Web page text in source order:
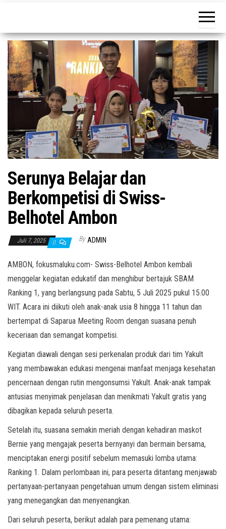
Serunya Belajar dan
Berkompetisi di Swiss-
Belhotel Ambon
Juli 7, 2025 0 By ADMIN
AMBON, fokusmaluku.com- Swiss-Belhotel Ambon kembali
menggelar kegiatan edukatif dan menghibur bertajuk SBAM
Ranking 1, yang berlangsung pada Sabtu, 5 Juli 2025 pukul 15.00
WIT. Acara ini diikuti oleh anak-anak usia 8 hingga 11 tahun dan
bertempat di Saparua Meeting Room dengan suasana penuh
keceriaan dan semangat kompetisi.
Kegiatan diawali dengan sesi perkenalan produk dari tim Yakult
yang membawakan edukasi mengenai manfaat menjaga kesehatan
pencernaan dengan rutin mengonsumsi Yakult. Anak-anak tampak
antusias menyimak penjelasan dan menikmati Yakult gratis yang
dibagikan kepada seluruh peserta.
Setelah itu, suasana semakin meriah dengan kehadiran maskot
Bernie yang mengajak peserta bernyanyi dan bermain bersama,
menciptakan energi positif sebelum memasuki lomba utama:
Ranking 1. Dalam perlombaan ini, para peserta ditantang menjawab
pertanyaan-pertanyaan pengetahuan umum dengan sistem eliminasi
yang menegangkan dan menyenangkan.
Dari seluruh peserta, berikut adalah para pemenang utama: